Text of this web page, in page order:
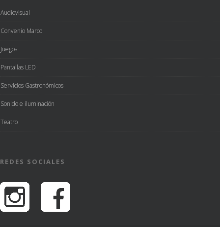
Audiovisual
Convenio Marco
Juegos
Pantallas LED
Servicios Gastronómicos
Sonido e iluminación
Teatro
REDES SOCIALES